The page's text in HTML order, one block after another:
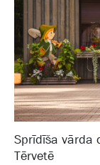
Sprīdīša vārda
Tērvetē